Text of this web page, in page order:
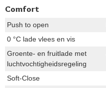
Comfort
Push to open
0 °C lade vlees en vis
Groente- en fruitlade met
luchtvochtigheidsregeling
Soft-Close